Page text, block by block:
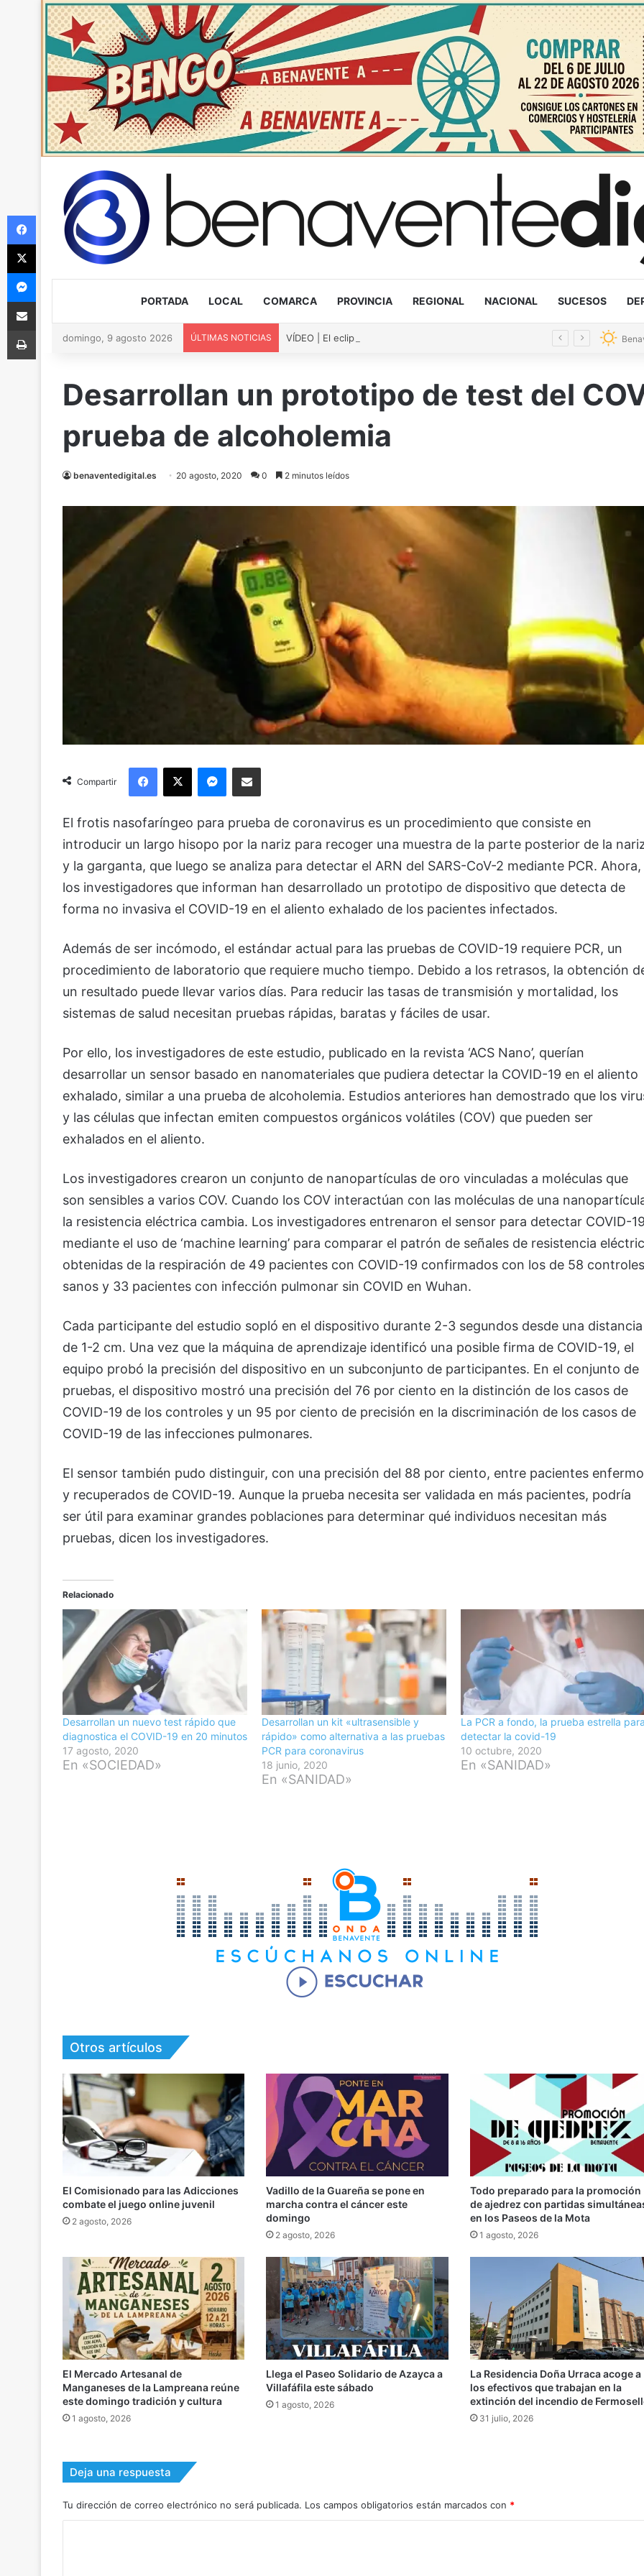
PORTADA LOCAL COMARCA PROVINCIA REGIONAL NACIONAL SUCESOS
domingo, 9 agosto 2026 ÚLTIMAS NOTICIAS
Desarrollan un prototipo de test del
prueba de alcoholemia
benaventedigital.es 20 agosto, 2020 0 2 minutos leídos
Compartir
Facebook
X Messenger
Compartir via Email
El frotis nasofaríngeo para prueba de coronavirus es un procedimiento que consiste en
introducir un largo hisopo por la nariz para recoger una muestra de la parte posterior de la
y la garganta, que luego se analiza para detectar el ARN del SARS-CoV-2 mediante PCR. Ahora,
los investigadores que informan han desarrollado un prototipo de dispositivo que detecta de
forma no invasiva el COVID-19 en el aliento exhalado de los pacientes infectados.
Además de ser incómodo, el estándar actual para las pruebas de COVID-19 requiere PCR, un
procedimiento de laboratorio que requiere mucho tiempo. Debido a los retrasos, la obtención
un resultado puede llevar varios días. Para reducir las tasas de transmisión y mortalidad, los
sistemas de salud necesitan pruebas rápidas, baratas y fáciles de usar.
Por ello, los investigadores de este estudio, publicado en la revista ‘ACS Nano’, querían
desarrollar un sensor basado en nanomateriales que pudiera detectar la COVID-19 en el aliento
exhalado, similar a una prueba de alcoholemia. Estudios anteriores han demostrado que los
y las células que infectan emiten compuestos orgánicos volátiles (COV) que pueden ser
exhalados en el aliento.
Los investigadores crearon un conjunto de nanopartículas de oro vinculadas a moléculas que
son sensibles a varios COV. Cuando los COV interactúan con las moléculas de una
la resistencia eléctrica cambia. Los investigadores entrenaron el sensor para detectar COVID-
mediante el uso de ‘machine learning’ para comparar el patrón de señales de resistencia
obtenidas de la respiración de 49 pacientes con COVID-19 confirmados con los de 58 controles
sanos y 33 pacientes con infección pulmonar sin COVID en Wuhan.
Cada participante del estudio sopló en el dispositivo durante 2-3 segundos desde una distancia
de 1-2 cm. Una vez que la máquina de aprendizaje identificó una posible firma de COVID-19, el
equipo probó la precisión del dispositivo en un subconjunto de participantes. En el conjunto de
pruebas, el dispositivo mostró una precisión del 76 por ciento en la distinción de los casos de
COVID-19 de los controles y un 95 por ciento de precisión en la discriminación de los casos de
COVID-19 de las infecciones pulmonares.
El sensor también pudo distinguir, con una precisión del 88 por ciento, entre pacientes
y recuperados de COVID-19. Aunque la prueba necesita ser validada en más pacientes, podría
ser útil para examinar grandes poblaciones para determinar qué individuos necesitan más
pruebas, dicen los investigadores.
Relacionado
Desarrollan un nuevo test rápido que
diagnostica el COVID-19 en 20 minutos
17 agosto, 2020
En «SOCIEDAD»
Desarrollan un kit «ultrasensible y
rápido» como alternativa a las pruebas
PCR para coronavirus
18 junio, 2020
En «SANIDAD»
La PCR a fondo, la prueba estrella
detectar la covid-19
10 octubre, 2020
En «SANIDAD»
Otros artículos
El Comisionado para las Adicciones
combate el juego online juvenil
2 agosto, 2026
Vadillo de la Guareña se pone en
marcha contra el cáncer este
domingo
2 agosto, 2026
Todo preparado para la promoción
de ajedrez con partidas
en los Paseos de la Mota
1 agosto, 2026
El Mercado Artesanal de
Manganeses de la Lampreana reúne
este domingo tradición y cultura
1 agosto, 2026
Llega el Paseo Solidario de Azayca a
Villafáfila este sábado
1 agosto, 2026
La Residencia Doña Urraca acoge a
los efectivos que trabajan en la
extinción del incendio de
31 julio, 2026
Deja una respuesta
Tu dirección de correo electrónico no será publicada. Los campos obligatorios están marcados con *
Facebook
X
Messenger
Compartir via Email